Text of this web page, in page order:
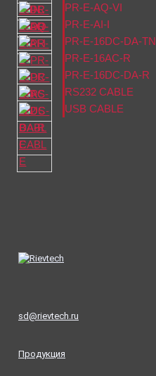
PR-E-AQ-VI
PR-E-AI-I
PR-E-16DC-DA-TN
PR-E-16AC-R
PR-E-16DC-DA-R
RS232 CABLE
USB CABLE
sd@rievtech.ru
Продукция